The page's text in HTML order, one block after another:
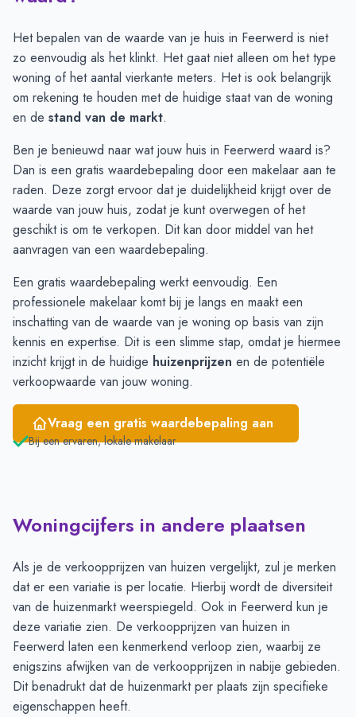
Juli
Augustus
€ 325.000
€ 423.019
September € 400.000 € 367.759
Oktober
€ 400.000
€ 312.500
November
€ 462.500
€ 496.250
December
-
€ 680.000
Februari
-
-
Maart
-
-
April
-
-
Mei
-
-
Juni
€ 395.000 -
Het bepalen van de waarde van je huis in Feerwerd is niet
zo eenvoudig als het klinkt. Het gaat niet alleen om het type
woning of het aantal vierkante meters. Het is ook belangrijk
om rekening te houden met de huidige staat van de woning
en de stand van de markt.
Ben je benieuwd naar wat jouw huis in Feerwerd waard is?
Dan is een gratis waardebepaling door een makelaar aan te
raden. Deze zorgt ervoor dat je duidelijkheid krijgt over de
waarde van jouw huis, zodat je kunt overwegen of het
geschikt is om te verkopen. Dit kan door middel van het
aanvragen van een waardebepaling.
Een gratis waardebepaling werkt eenvoudig. Een
professionele makelaar komt bij je langs en maakt een
inschatting van de waarde van je woning op basis van zijn
kennis en expertise. Dit is een slimme stap, omdat je hiermee
inzicht krijgt in de huidige huizenprijzen en de potentiële
verkoopwaarde van jouw woning.
Vraag een gratis waardebepaling aan
Bij een ervaren, lokale makelaar
Woningcijfers in andere plaatsen
Als je de verkoopprijzen van huizen vergelijkt, zul je merken
dat er een variatie is per locatie. Hierbij wordt de diversiteit
van de huizenmarkt weerspiegeld. Ook in Feerwerd kun je
deze variatie zien. De verkoopprijzen van huizen in
Feerwerd laten een kenmerkend verloop zien, waarbij ze
enigszins afwijken van de verkoopprijzen in nabije gebieden.
Dit benadrukt dat de huizenmarkt per plaats zijn specifieke
eigenschappen heeft.